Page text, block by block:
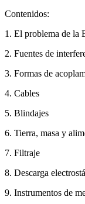
Contenidos:
1. El problema de la
2. Fuentes de
3. Formas de
4. Cables
5. Blindajes
6. Tierra, masa y
7. Filtraje
8. Descarga
9. Instrumentos de